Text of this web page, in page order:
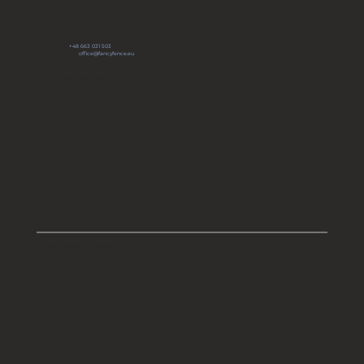
tel:+48 663 031 503
e-mail:office@fancyfence.eu